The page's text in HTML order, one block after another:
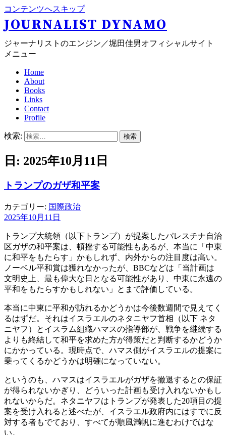
コンテンツへスキップ
JOURNALIST DYNAMO
ジャーナリストのエンジン／堀田佳男オフィシャルサイト
メニュー
Home
About
Books
Links
Contact
Profile
検索:
日: 2025年10月11日
トランプのガザ和平案
カテゴリー: 国際政治
2025年10月11日
トランプ大統領（以下トランプ）が提案したパレスチナ自治
区ガザの和平案は、頓挫する可能性もあるが、本当に「中東
に和平をもたらす」かもしれず、内外からの注目度は高い。
ノーベル平和賞は獲れなかったが、BBCなどは「当計画は
文明史上、最も偉大な日となる可能性があり、中東に永遠の
平和をもたらすかもしれない」とまで評価している。
本当に中東に平和が訪れるかどうかは今後数週間で見えてく
るはずだ。それはイスラエルのネタニヤフ首相（以下 ネタ
ニヤフ）とイスラム組織ハマスの指導部が、戦争を継続する
よりも終結して和平を求めた方が得策だと判断するかどうか
にかかっている。現時点で、ハマス側がイスラエルの提案に
乗ってくるかどうかは明確になっていない。
というのも、ハマスはイスラエルがガザを撤退するとの保証
が得られないかぎり、どういった計画も受け入れないかもし
れないからだ。ネタニヤフはトランプが発表した20項目の提
案を受け入れると述べたが、イスラエル政府内にはすでに反
対する者もでており、すべてが順風満帆に進むわけではな
い。